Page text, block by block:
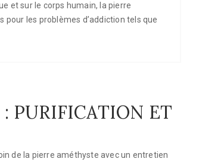
et sur le corps humain, la pierre
les problèmes d’addiction tels que
PURIFICATION ET
de la pierre améthyste avec un entretien